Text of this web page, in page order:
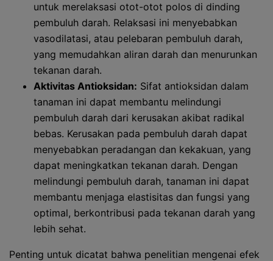
untuk merelaksasi otot-otot polos di dinding
pembuluh darah. Relaksasi ini menyebabkan
vasodilatasi, atau pelebaran pembuluh darah,
yang memudahkan aliran darah dan menurunkan
tekanan darah.
Aktivitas Antioksidan: Sifat antioksidan dalam
tanaman ini dapat membantu melindungi
pembuluh darah dari kerusakan akibat radikal
bebas. Kerusakan pada pembuluh darah dapat
menyebabkan peradangan dan kekakuan, yang
dapat meningkatkan tekanan darah. Dengan
melindungi pembuluh darah, tanaman ini dapat
membantu menjaga elastisitas dan fungsi yang
optimal, berkontribusi pada tekanan darah yang
lebih sehat.
Penting untuk dicatat bahwa penelitian mengenai efek